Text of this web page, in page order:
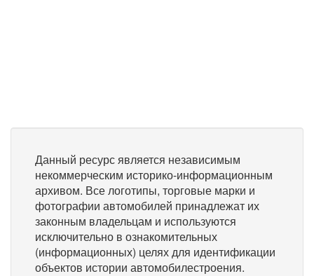
Данный ресурс является независимым
некоммерческим историко-информационным
архивом. Все логотипы, торговые марки и
фотографии автомобилей принадлежат их
законным владельцам и используются
исключительно в ознакомительных
(информационных) целях для идентификации
объектов истории автомобилестроения.